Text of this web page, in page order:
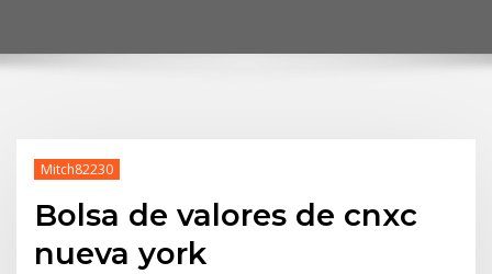
Mitch82230
Bolsa de valores de cnxc
nueva york